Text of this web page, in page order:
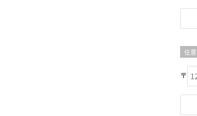
任意
〒